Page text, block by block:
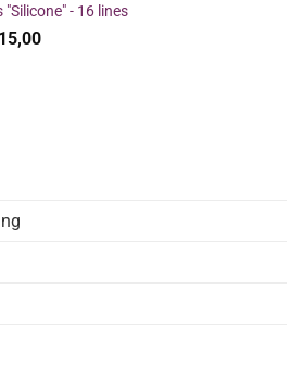
είναι:
€26,00.
"Silicone" - 16 lines
15,00Price